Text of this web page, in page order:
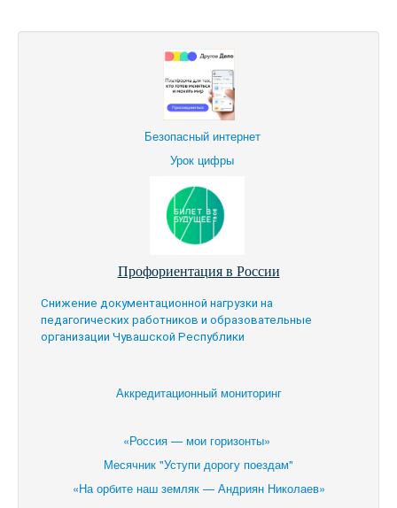
Безопасный интернет
Урок цифры
Профориентация в России
Снижение документационной нагрузки на
педагогических работников и образовательные
организации Чувашской Республики
Аккредитационный мониторинг
«Россия — мои горизонты»
Месячник "Уступи дорогу поездам"
«На орбите наш земляк — Андриян Николаев»